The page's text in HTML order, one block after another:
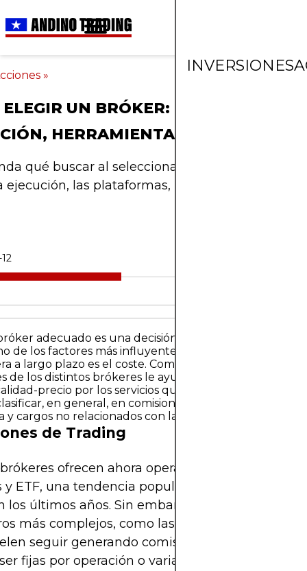
INVERSIONES
»
UN BRÓKER: COMISIONES,
HERRAMIENTAS Y SEGURIDAD
qué buscar al seleccionar un corredor,
ejecución, las plataformas, la seguridad y el
adecuado es una decisión crucial para cualquier
de los factores más influyentes que afectan el
a largo plazo es el coste. Comprender la estructura
de los distintos brókeres le ayudará a garantizar la
precio por los servicios que necesita. Las
en general, en comisiones de trading, spreads,
y cargos no relacionados con la negociación.
de Trading
ofrecen ahora operaciones sin
y ETF, una tendencia popularizada por los
los últimos años. Sin embargo, los instrumentos
más complejos, como las opciones, los futuros
seguir generando comisiones. Las
fijas por operación o variar según el tamaño o